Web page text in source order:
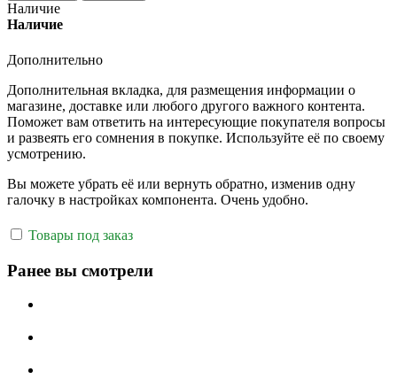
Наличие
Наличие
Дополнительно
Дополнительная вкладка, для размещения информации о
магазине, доставке или любого другого важного контента.
Поможет вам ответить на интересующие покупателя вопросы
и развеять его сомнения в покупке. Используйте её по своему
усмотрению.
Вы можете убрать её или вернуть обратно, изменив одну
галочку в настройках компонента. Очень удобно.
Товары под заказ
Ранее вы смотрели